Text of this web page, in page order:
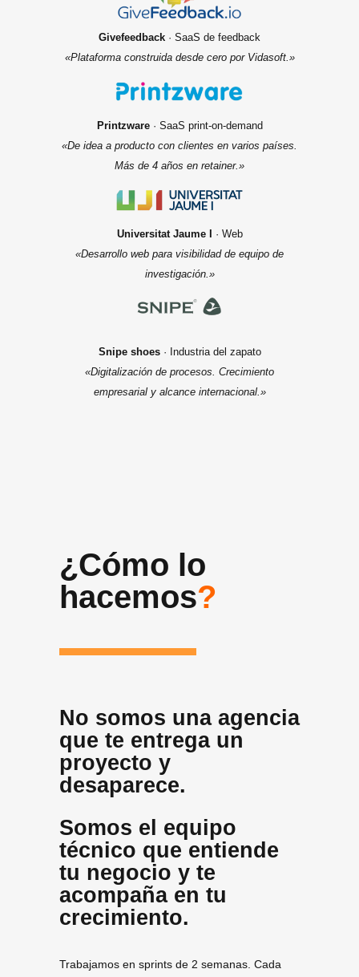
Givefeedback · SaaS de feedback
«Plataforma construida desde cero por Vidasoft.»
Printzware· SaaS print-on-demand
«De idea a producto con clientes en varios países.
Más de 4 años en retainer.»
Universitat Jaume I
· Web
«Desarrollo web para visibilidad de equipo de
investigación.»
Snipe shoes· Industria del zapato
«Digitalización de procesos. Crecimiento
empresarial y alcance internacional.»
¿Cómo lo
hacemos?
No somos una agencia
que te entrega un
proyecto y
desaparece.
Somos el equipo
técnico que entiende
tu negocio y te
acompaña en tu
crecimiento.
Trabajamos en sprints de 2 semanas. Cada